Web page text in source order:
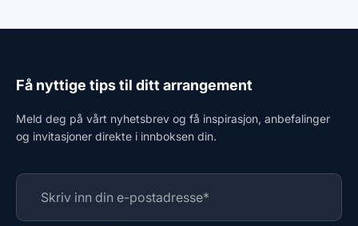
Få nyttige tips til ditt arrangement
Meld deg på vårt nyhetsbrev og få inspirasjon, anbefalinger
og invitasjoner direkte i innboksen din.